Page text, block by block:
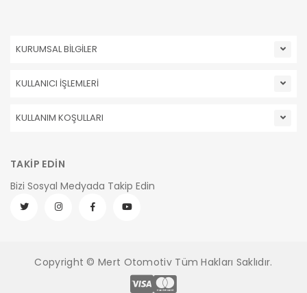
KURUMSAL BİLGİLER
KULLANICI İŞLEMLERİ
KULLANIM KOŞULLARI
TAKİP EDİN
Bizi Sosyal Medyada Takip Edin
Copyright © Mert Otomotiv Tüm Hakları Saklıdır.